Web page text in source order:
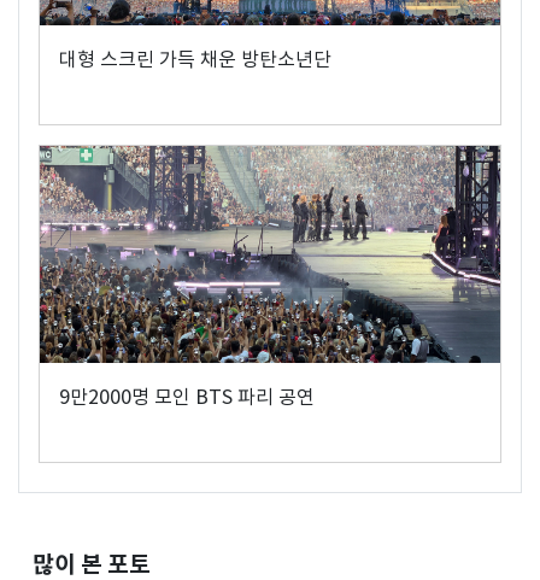
대형 스크린 가득 채운 방탄소년단
9만2000명 모인 BTS 파리 공연
많이 본 포토